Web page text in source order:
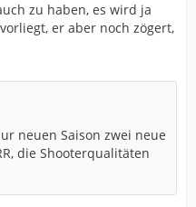
zu haben, es wird ja
er aber noch zögert,
neuen Saison zwei neue
die Shooterqualitäten